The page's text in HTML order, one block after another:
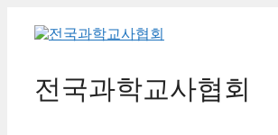
전국과학교사협회